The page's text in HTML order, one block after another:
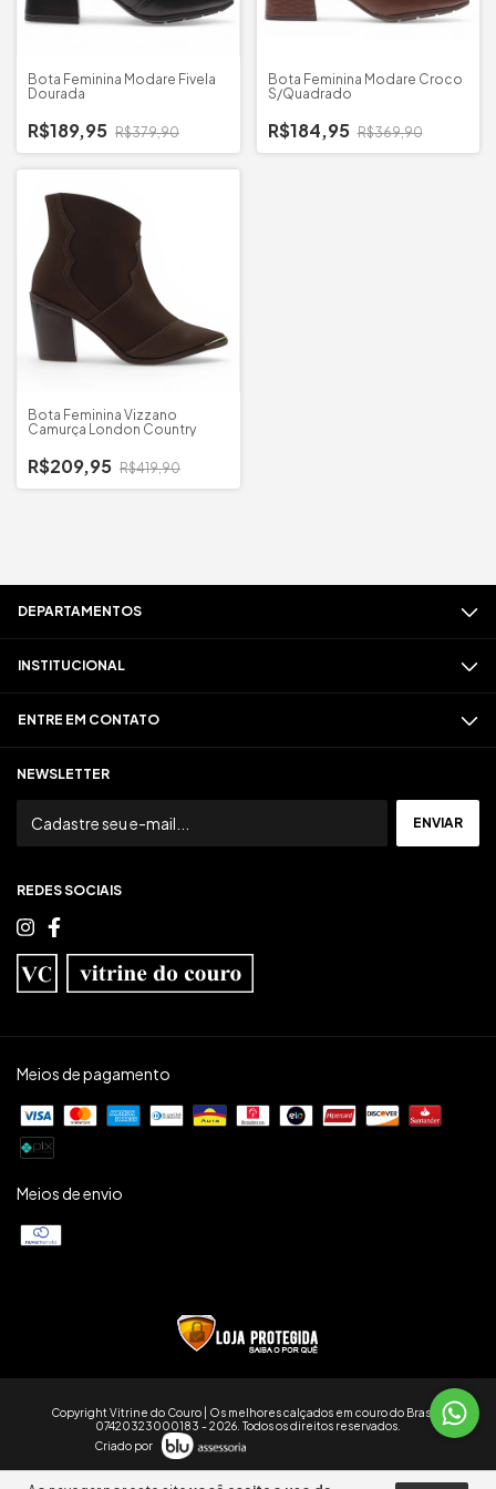
Bota Feminina Modare Fivela
Dourada
R$189,95 R$379,90
Bota Feminina Modare Croco
S/Quadrado
R$184,95 R$369,90
Bota Feminina Vizzano
Camurça London Country
R$209,95 R$419,90
DEPARTAMENTOS
INSTITUCIONAL
ENTRE EM CONTATO
NEWSLETTER
REDES SOCIAIS
Meios de pagamento
Meios de envio
Copyright Vitrine do Couro | Os melhores calçados em couro do Brasil -
07420323000183 - 2026. Todos os direitos reservados.
Criado por